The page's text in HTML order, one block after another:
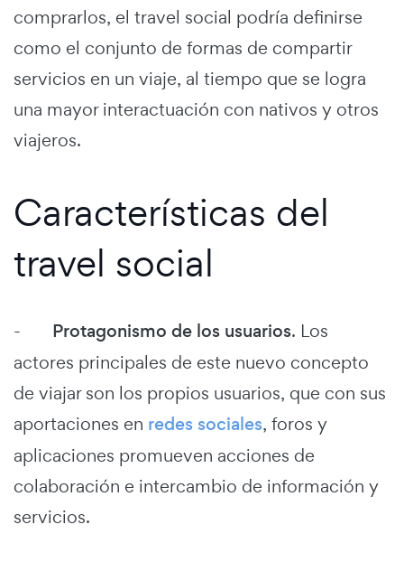
comprarlos, el travel social podría definirse
como el conjunto de formas de compartir
servicios en un viaje, al tiempo que se logra
una mayor interactuación con nativos y otros
viajeros.
Características del
travel social
- Protagonismo de los usuarios. Los
actores principales de este nuevo concepto
de viajar son los propios usuarios, que con sus
aportaciones en redes sociales, foros y
aplicaciones promueven acciones de
colaboración e intercambio de información y
servicios.